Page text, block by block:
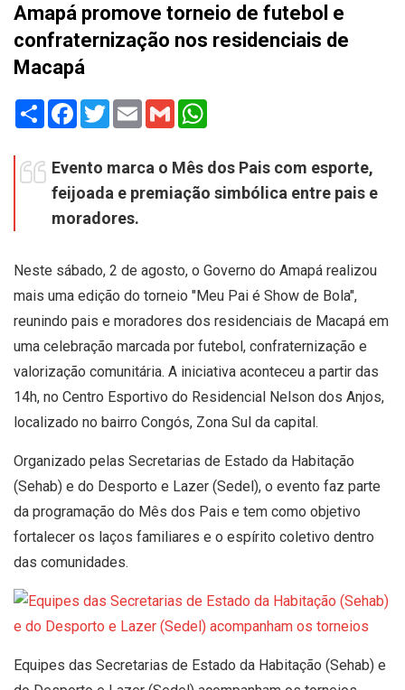
Amapá promove torneio de futebol e
confraternização nos residenciais de
Macapá
Share Facebook
TwitterEmail Gmail
Evento marca o Mês dos Pais com esporte,
feijoada e premiação simbólica entre pais e
moradores.
Neste sábado, 2 de agosto, o Governo do Amapá realizou
mais uma edição do torneio "Meu Pai é Show de Bola",
reunindo pais e moradores dos residenciais de Macapá em
uma celebração marcada por futebol, confraternização e
valorização comunitária. A iniciativa aconteceu a partir das
14h, no Centro Esportivo do Residencial Nelson dos Anjos,
localizado no bairro Congós, Zona Sul da capital.
Organizado pelas Secretarias de Estado da Habitação
(Sehab) e do Desporto e Lazer (Sedel), o evento faz parte
da programação do Mês dos Pais e tem como objetivo
fortalecer os laços familiares e o espírito coletivo dentro
das comunidades.
Equipes das Secretarias de Estado da Habitação (Sehab) e